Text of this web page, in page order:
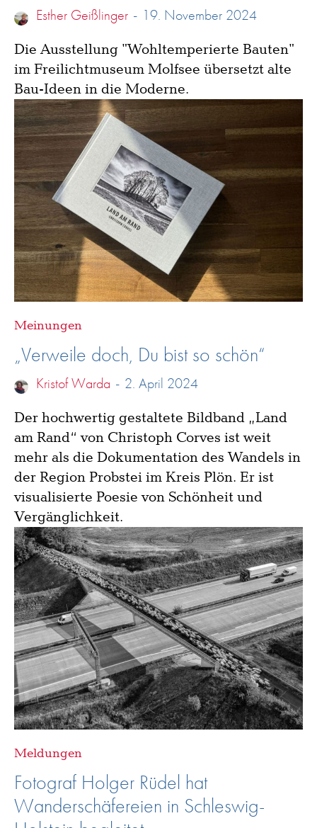
Esther Geißlinger - 19. November 2024
Die Ausstellung "Wohltemperierte Bauten"
im Freilichtmuseum Molfsee übersetzt alte
Bau-Ideen in die Moderne.
Meinungen
„Verweile doch, Du bist so schön“
Kristof Warda - 2. April 2024
Der hochwertig gestaltete Bildband „Land
am Rand“ von Christoph Corves ist weit
mehr als die Dokumentation des Wandels in
der Region Probstei im Kreis Plön. Er ist
visualisierte Poesie von Schönheit und
Vergänglichkeit.
Meldungen
Fotograf Holger Rüdel hat
Wanderschäfereien in Schleswig-